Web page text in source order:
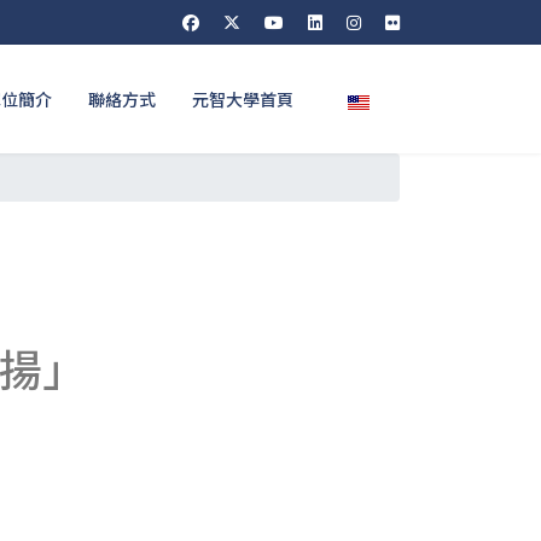
簡介 聯絡方式 元智大學首頁 選擇你的語言
」